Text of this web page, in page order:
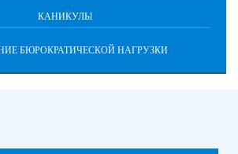
КАНИКУЛЫ
БЮРОКРАТИЧЕСКОЙ НАГРУЗКИ